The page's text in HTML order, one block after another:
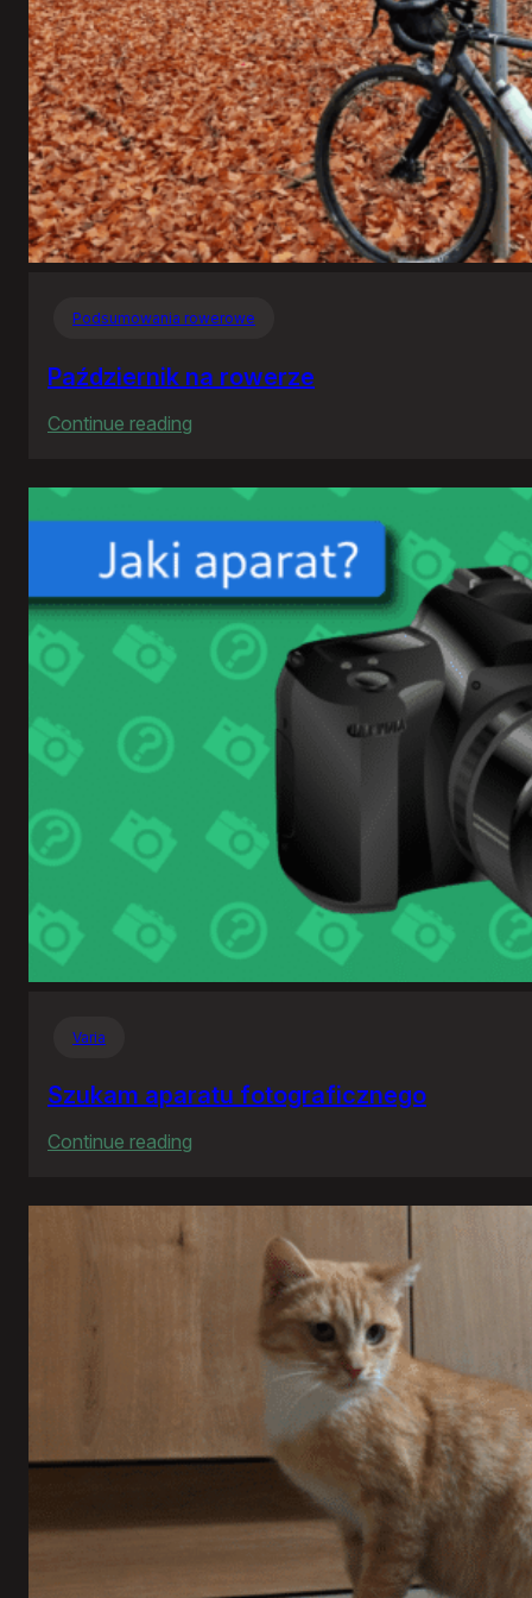
Podsumowania rowerowe
Październik na rowerze
Continue reading
na
rowerze
Varia
Szukam aparatu fotograficznego
Continue reading
aparatu
fotograficznego